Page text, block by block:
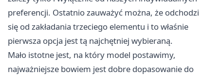
preferencji. Ostatnio zauważyć można, że odchodzi
się od zakładania trzeciego elementu i to właśnie
pierwsza opcja jest tą najchętniej wybieraną.
Mało istotne jest, na który model postawimy,
najważniejsze bowiem jest dobre dopasowanie do